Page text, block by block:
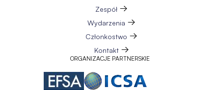
Zespół
Wydarzenia
Członkostwo
Kontakt
ORGANIZACJE PARTNERSKIE